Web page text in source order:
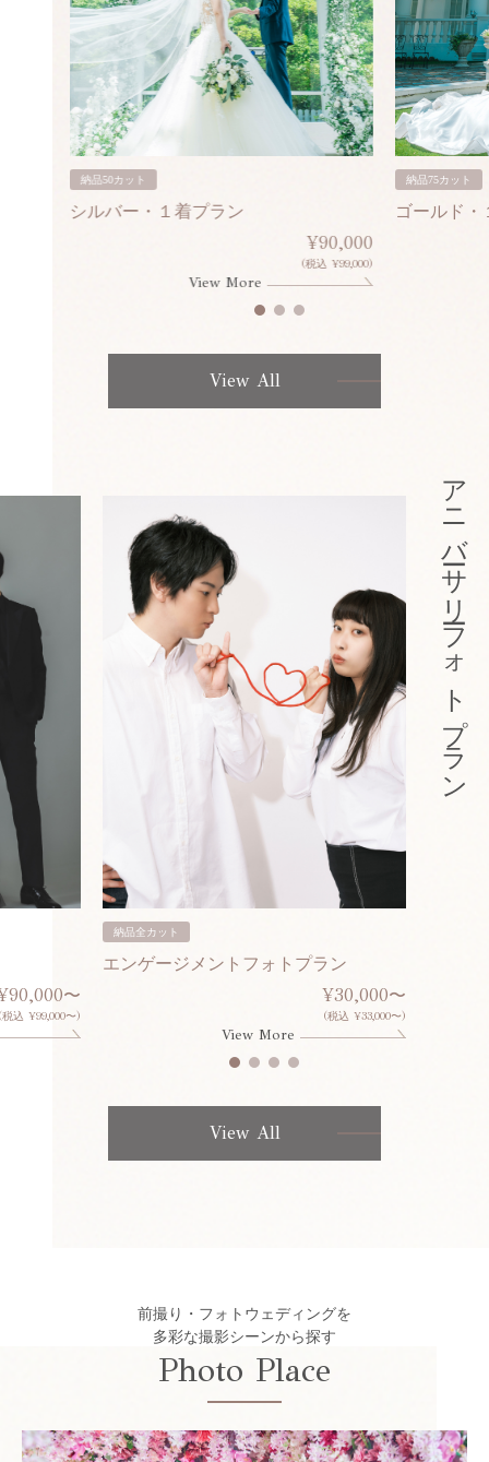
納品50カット
シルバー・１着プラン
¥90,000
(税込 ¥99,000)
View More
納品75カット
ゴールド・
View All
〜
(税込 ¥99,000〜)
納品全カット
エンゲージメントフォトプラン
¥30,000〜
(税込 ¥33,000〜)
View More
アニバーサリーフォトプラン
View All
前撮り・フォトウェディングを
多彩な撮影シーンから探す
Photo Place